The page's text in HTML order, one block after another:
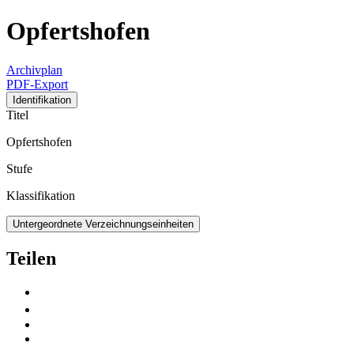
Opfertshofen
Archivplan
PDF-Export
Identifikation
Titel
Opfertshofen
Stufe
Klassifikation
Untergeordnete Verzeichnungseinheiten
Teilen